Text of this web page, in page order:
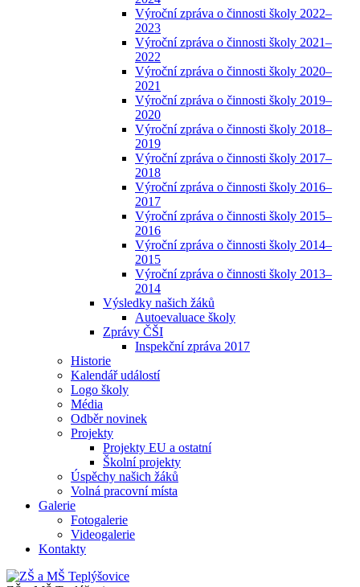
Výroční zpráva o činnosti školy 2022–
2023
Výroční zpráva o činnosti školy 2021–
2022
Výroční zpráva o činnosti školy 2020–
2021
Výroční zpráva o činnosti školy 2019–
2020
Výroční zpráva o činnosti školy 2018–
2019
Výroční zpráva o činnosti školy 2017–
2018
Výroční zpráva o činnosti školy 2016–
2017
Výroční zpráva o činnosti školy 2015–
2016
Výroční zpráva o činnosti školy 2014–
2015
Výroční zpráva o činnosti školy 2013–
2014
Výsledky našich žáků
Autoevaluace školy
Zprávy ČŠI
Inspekční zpráva 2017
Historie
Kalendář událostí
Logo školy
Média
Odběr novinek
Projekty
Projekty EU a ostatní
Školní projekty
Úspěchy našich žáků
Volná pracovní místa
Galerie
Fotogalerie
Videogalerie
Kontakty